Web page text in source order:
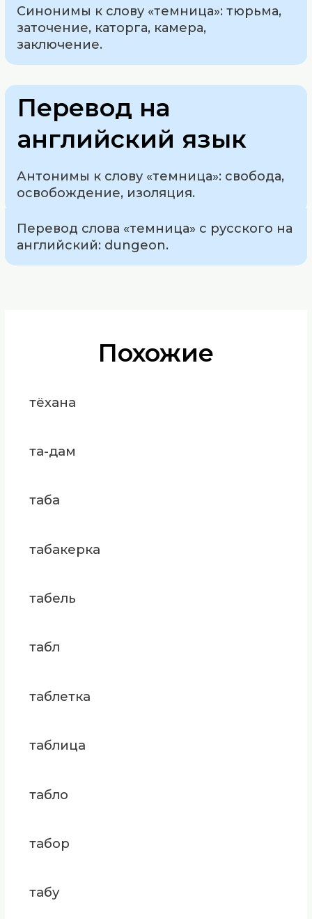
Синонимы к слову «темница»: тюрьма,
заточение, каторга, камера,
заключение.
Перевод на
английский язык
Антонимы к слову «темница»: свобода,
освобождение, изоляция.
Перевод слова «темница» с русского на
английский: dungeon.
Похожие
тёхана
та-дам
таба
табакерка
табель
табл
таблетка
таблица
табло
табор
табу